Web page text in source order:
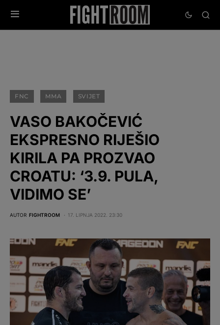
FNC MMA SVIJET
VASO BAKOČEVIĆ
EKSPRESNO RIJEŠIO
KIRILA PA PROZVAO
CROATU: ‘3.9. PULA,
VIDIMO SE’
AUTOR FIGHTROOM 17. LIPNJA 2022. 23:30